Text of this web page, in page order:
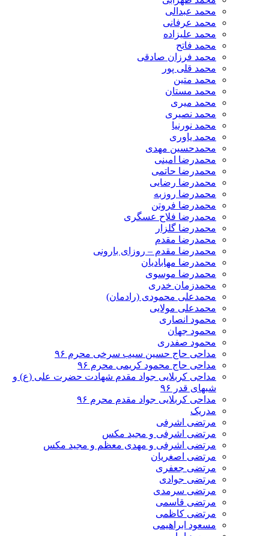
محمد عبدالی
محمد عرفانی
محمد علیزاده
محمد فاتح
محمد فرزان صادقی
محمد قلی پور
محمد متین
محمد مستان
محمد میری
محمد نصیری
محمد نورنیا
محمد یاوری
محمدحسین مهدی
محمدرضا امینی
محمدرضا حاتمی
محمدرضا رضایی
محمدرضا روزبه
محمدرضا فروتن
محمدرضا فلاح عسگری
محمدرضا گلزار
محمدرضا مقدم
محمدرضا مقدم – روزای بارونی
محمدرضا مهابادیان
محمدرضا موسوی
محمدزمان خدری
محمدعلی محمودی (رادمان)
محمدعلی مولایی
محمود انصاری
محمود جهان
محمود صفدری
مداحی حاج حسین سیب سرخی محرم ۹۶
مداحی حاج محمود کریمی محرم ۹۶
مداحی کربلایی جواد مقدم شهادت حضرت علی (ع) و
شبهای قدر ۹۶
مداحی کربلایی جواد مقدم محرم ۹۶
مدریک
مرتضی اشرفی
مرتضی اشرفی و مجید مکس
مرتضی اشرفی و مهدی معظم و مجید مکس
مرتضی اصغریان
مرتضی جعفری
مرتضی جوادی
مرتضی سرمدی
مرتضی قاسمی
مرتضی کاظمی
مسعود ابراهیمی